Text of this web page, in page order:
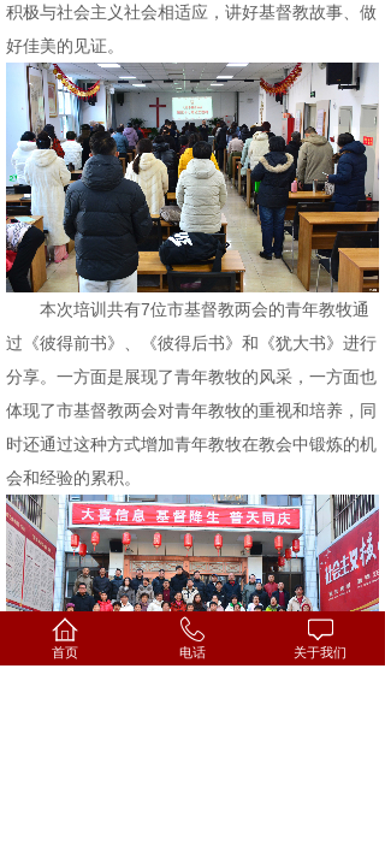
积极与社会主义社会相适应，讲好基督教故事、做
好佳美的见证。
本次培训共有7位市基督教两会的青年教牧通
过《彼得前书》、《彼得后书》和《犹大书》进行
分享。一方面是展现了青年教牧的风采，一方面也
体现了市基督教两会对青年教牧的重视和培养，同
时还通过这种方式增加青年教牧在教会中锻炼的机
会和经验的累积。
首页 电话 关于我们